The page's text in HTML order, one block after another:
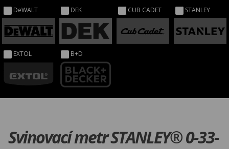
DeWALT DEK CUB CADET STANLEY
EXTOL B+D
Svinovací metr STANLEY® 0-33-